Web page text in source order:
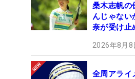
桑木志帆の
んじゃな
奈が受け止
2026年8月8
全周アライ